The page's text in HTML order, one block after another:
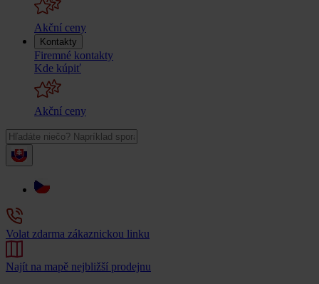
Akční ceny
Kontakty
Firemné kontakty
Kde kúpiť
Akční ceny
Volat zdarma zákaznickou linku
Najít na mapě nejbližší prodejnu